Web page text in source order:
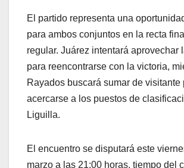
El partido representa una
para ambos conjuntos en la recta
regular. Juárez intentará aprovechar
para reencontrarse con la victoria,
Rayados buscará sumar de visitante
acercarse a los puestos de
Liguilla.
El encuentro se disputará este
marzo a las 21:00 horas, tiempo del